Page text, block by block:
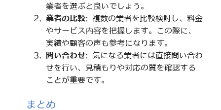
業者を選ぶと良いでしょう。
業者の比較: 複数の業者を比較検討し、料金
やサービス内容を把握します。この際に、
実績や顧客の声も参考になります。
問い合わせ: 気になる業者には直接問い合わ
せを行い、見積もりや対応の質を確認する
ことが重要です。
まとめ